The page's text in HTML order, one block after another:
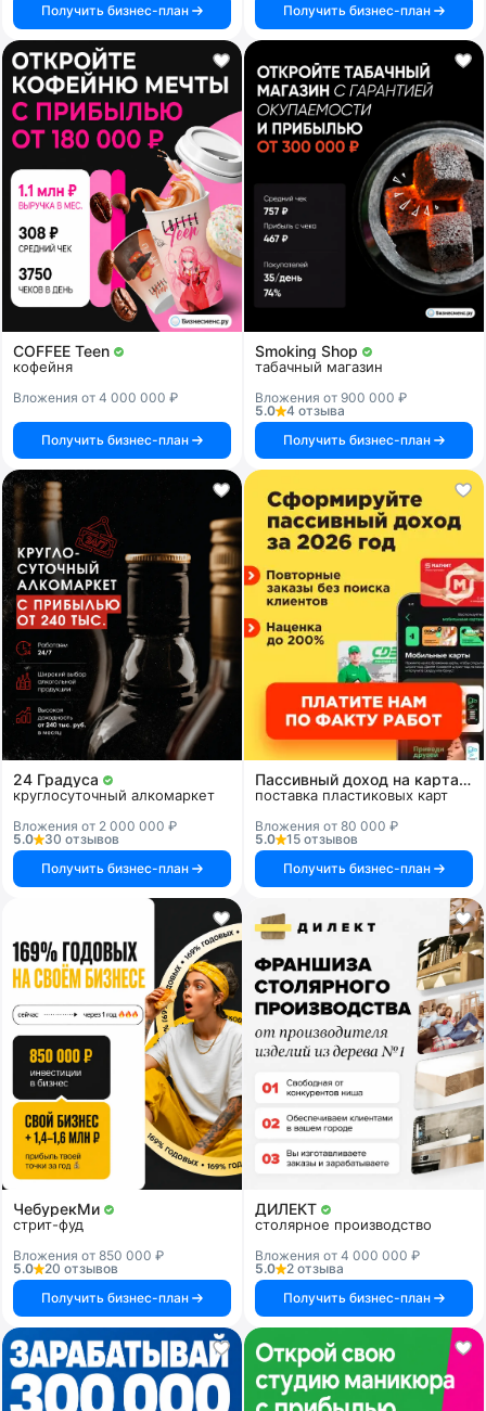
Получить бизнес-план
Получить бизнес-план
COFFEE Teen
кофейня
Вложения от 4 000 000 ₽
Получить бизнес-план
Smoking Shop
табачный магазин
Вложения от 900 000 ₽
5.0
4 отзыва
Получить бизнес-план
24 Градуса
круглосуточный алкомаркет
Вложения от 2 000 000 ₽
5.0
30 отзывов
Получить бизнес-план
Пассивный доход на картах и системах
поставка пластиковых карт
Вложения от 80 000 ₽
5.0
15 отзывов
Получить бизнес-план
ЧебурекМи
стрит-фуд
Вложения от 850 000 ₽
5.0
20 отзывов
Получить бизнес-план
ДИЛЕКТ
столярное производство
Вложения от 4 000 000 ₽
5.0
2 отзыва
Получить бизнес-план